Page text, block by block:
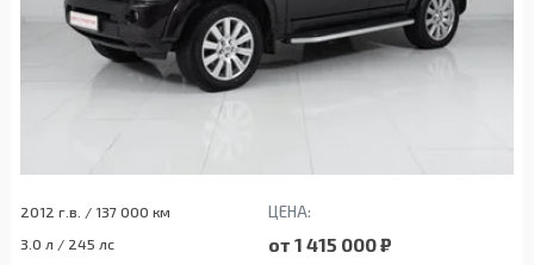
2012 г.в. / 137 000 км ЦЕНА:
3.0 л / 245 лс от 1 415 000 ₽